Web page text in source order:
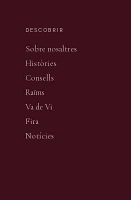
DESCOBRIR
Sobre nosaltres
Històries
Consells
Raïms
Va de Vi
Fira
Notícies